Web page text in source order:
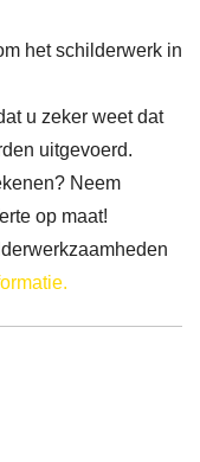
het schilderwerk in
u zeker weet dat
uitgevoerd.
Neem
op maat!